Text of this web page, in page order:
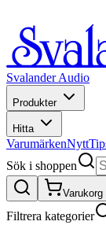
Svalander Audio
Produkter
Hitta
VarumärkenNytt
Sök i shoppen
Varukorg
Filtrera kategorier